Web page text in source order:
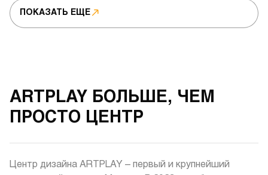
ПОКАЗАТЬ ЕЩЕ
ARTPLAY БОЛЬШЕ, ЧЕМ
ПРОСТО ЦЕНТР
Центр дизайна ARTPLAY – первый и крупнейший